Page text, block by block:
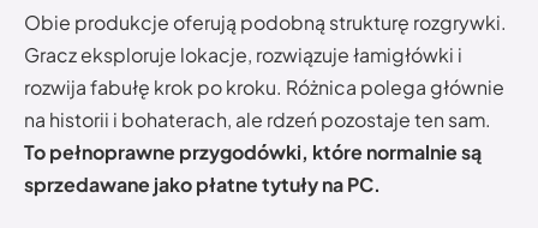
Obie produkcje oferują podobną strukturę rozgrywki.
Gracz eksploruje lokacje, rozwiązuje łamigłówki i
rozwija fabułę krok po kroku. Różnica polega głównie
na historii i bohaterach, ale rdzeń pozostaje ten sam.
To pełnoprawne przygodówki, które normalnie są
sprzedawane jako płatne tytuły na PC.